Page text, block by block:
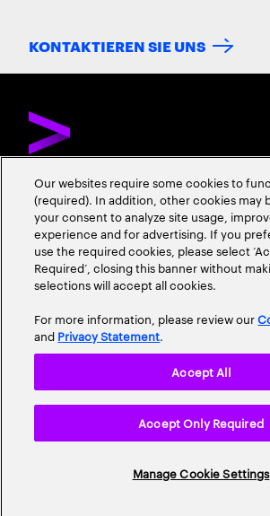
KONTAKTIEREN SIE UNS
ÜBER ACCENTUREKONTAKTIEREN SIE
STANDORTE
Nutzungsbedingungen
Erklärung zur BarrierefreiheitSite Map
Our websites require some cookies to
(required). In addition, other cookies may
your consent to analyze site usage,
experience and for advertising. If you
use the required cookies, please select
Required’, closing this banner without
selections will accept all cookies.
For more information, please review our
and Privacy Statement.
Manage Cookie Settings
Accept Only Required
Accept All